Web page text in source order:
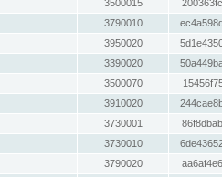
3500015
3790010
3950020
3390020
3500070
3910020
3730001
3730010
3790020